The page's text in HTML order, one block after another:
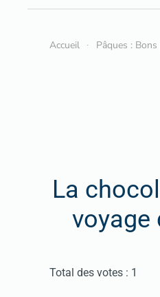
Accueil Pâques :
La
voyage
Vote utilisateur:5/
Total des votes : 1